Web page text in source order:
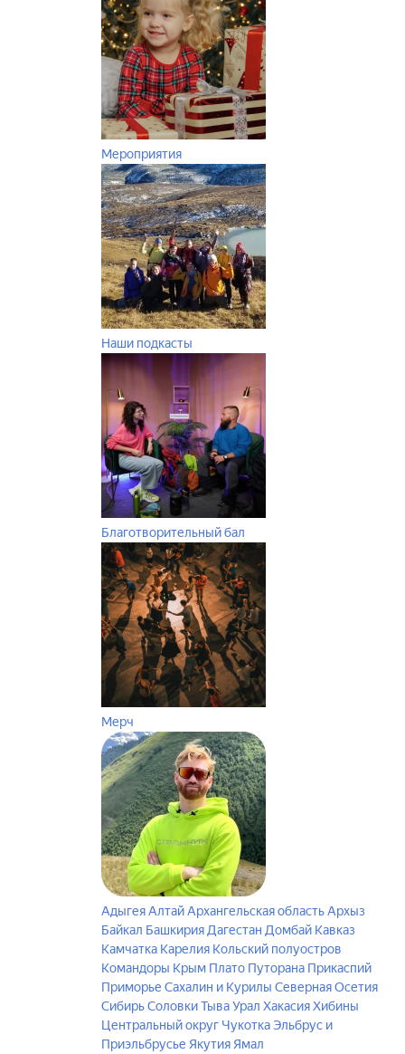
Мероприятия
Наши подкасты
Благотворительный бал
Мерч
АдыгеяАлтайАрхангельская областьАрхыз
Байкал Башкирия Дагестан Домбай Кавказ
Камчатка Карелия Кольский полуостров
Командоры Крым Плато Путорана Прикаспий
Приморье Сахалин и Курилы Северная Осетия
СибирьСоловкиТываУрал ХакасияХибины
Центральный округ ЧукоткаЭльбрус и
Приэльбрусье Якутия Ямал